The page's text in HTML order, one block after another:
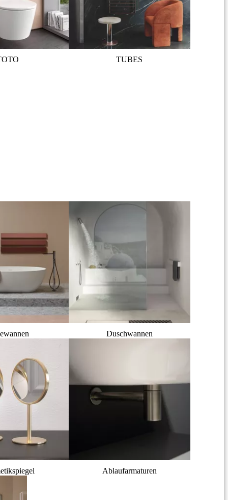
TUBES
Duschwannen
Ablaufarmaturen